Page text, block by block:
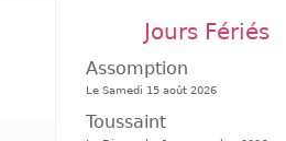
Jours Fériés
Assomption
Le Samedi 15 août 2026
Toussaint